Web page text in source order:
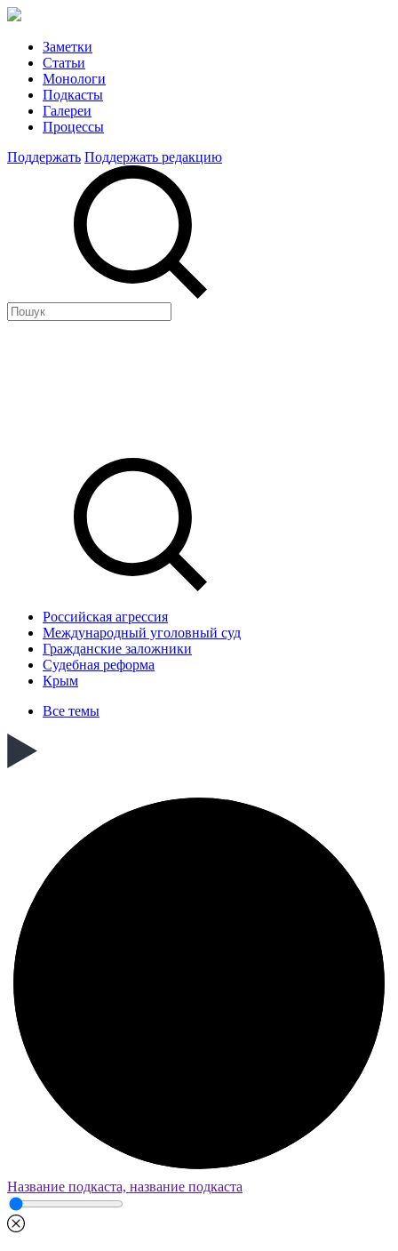
Заметки
Статьи
Монологи
Подкасты
Галереи
Процессы
Поддержать Поддержать редакцию
Российская агрессия
Международный уголовный суд
Гражданские заложники
Судебная реформа
Крым
Все темы
Название подкаста, название подкаста